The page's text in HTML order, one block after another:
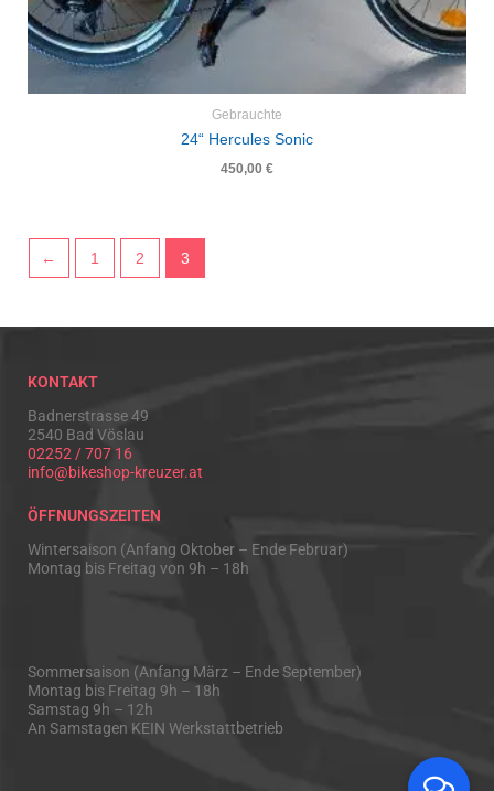
Gebrauchte
24“ Hercules Sonic
450,00 €
← 1 2 3
KONTAKT
Badnerstrasse 49
2540 Bad Vöslau
02252 / 707 16
info@bikeshop-kreuzer.at
ÖFFNUNGSZEITEN
Wintersaison (Anfang Oktober – Ende Februar)
Montag bis Freitag von 9h – 18h
Sommersaison (Anfang März – Ende September)
Montag bis Freitag 9h – 18h
Samstag 9h – 12h
An Samstagen KEIN Werkstattbetrieb